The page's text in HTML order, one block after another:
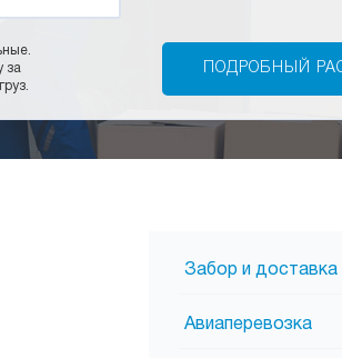
за
Забор и доставка
Авиаперевозка